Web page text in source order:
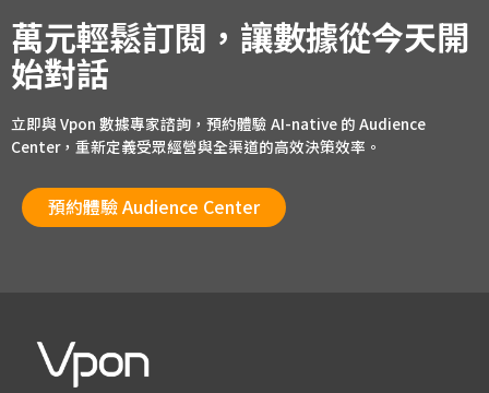
萬元輕鬆訂閱，讓數據從今天開
始對話
立即與 Vpon 數據專家諮詢，預約體驗 AI-native 的 Audience
Center，重新定義受眾經營與全渠道的高效決策效率。
預約體驗 Audience Center